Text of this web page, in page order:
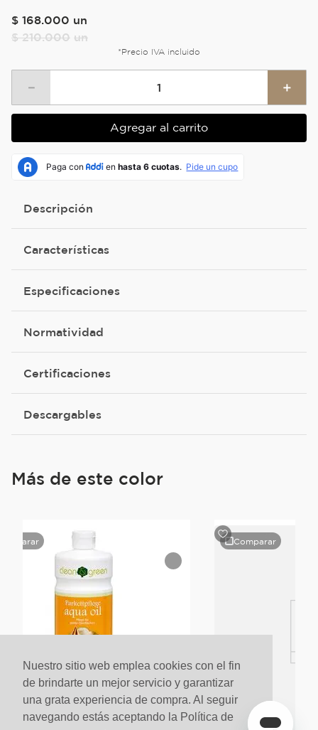
Nuestro sitio web emplea cookies con el fin
de brindarte un mejor servicio y garantizar
una grata experiencia de compra. Al seguir
navegando estás aceptando la Política de
$ 168.000 un
$ 210.000 un
*Precio IVA incluido
＋
－
Agregar al carrito
Descripción
Características
Especificaciones
Normatividad
Certificaciones
Descargables
Más de este color
Comparar